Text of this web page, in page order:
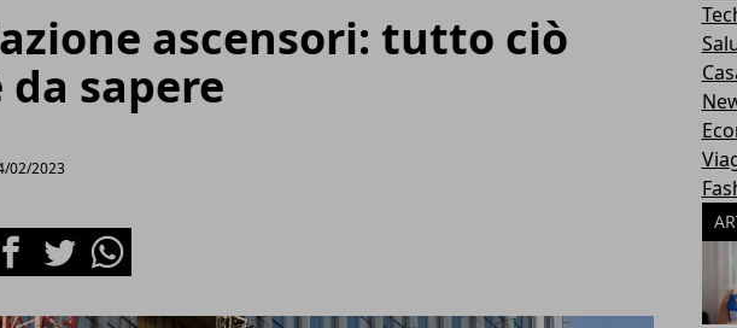
ascensori: tutto ciò
da sapere
02/2023
FacebookTwitterWhatsapp